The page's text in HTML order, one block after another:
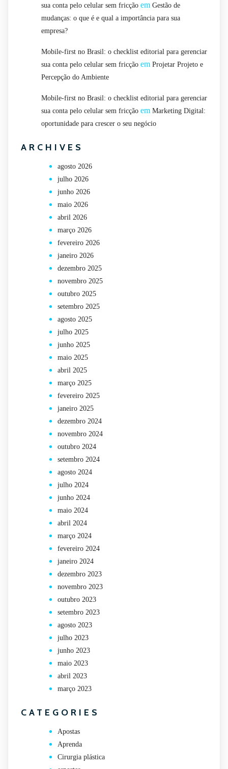
sua conta pelo celular sem fricção em Gestão de
mudanças: o que é e qual a importância para sua
empresa?
Mobile-first no Brasil: o checklist editorial para gerenciar
sua conta pelo celular sem fricção em Projetar Projeto e
Percepção do Ambiente
Mobile-first no Brasil: o checklist editorial para gerenciar
sua conta pelo celular sem fricção em Marketing Digital:
oportunidade para crescer o seu negócio
ARCHIVES
agosto 2026
julho 2026
junho 2026
maio 2026
abril 2026
março 2026
fevereiro 2026
janeiro 2026
dezembro 2025
novembro 2025
outubro 2025
setembro 2025
agosto 2025
julho 2025
junho 2025
maio 2025
abril 2025
março 2025
fevereiro 2025
janeiro 2025
dezembro 2024
novembro 2024
outubro 2024
setembro 2024
agosto 2024
julho 2024
junho 2024
maio 2024
abril 2024
março 2024
fevereiro 2024
janeiro 2024
dezembro 2023
novembro 2023
outubro 2023
setembro 2023
agosto 2023
julho 2023
junho 2023
maio 2023
abril 2023
março 2023
CATEGORIES
Apostas
Aprenda
Cirurgia plástica